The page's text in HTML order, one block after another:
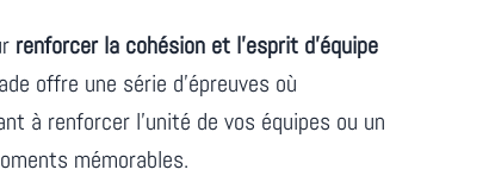
renforcer la cohésion et l’esprit d’équipe
offre une série d’épreuves où
à renforcer l’unité de vos équipes ou un
mémorables.